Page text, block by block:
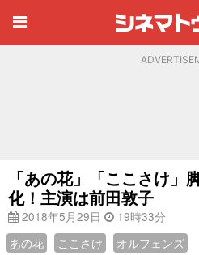
「あの花」「ここさけ」
化！主演は前田敦子
2018年5月29日
19時33分
あの花
ここさけ オルフェンズ